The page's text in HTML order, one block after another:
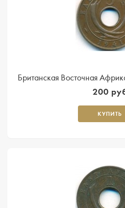
Британская Восточная
200
КУПИТЬ